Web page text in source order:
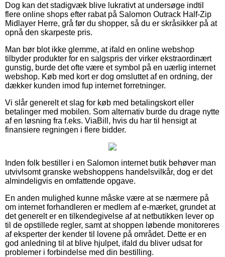
Dog kan det stadigvæk blive lukrativt at undersøge indtil
flere online shops efter rabat på Salomon Outrack Half-Zip
Midlayer Herre, grå før du shopper, så du er skråsikker på at
opnå den skarpeste pris.
Man bør blot ikke glemme, at ifald en online webshop
tilbyder produkter for en salgspris der virker ekstraordinært
gunstig, burde det ofte være et symbol på en uærlig internet
webshop. Køb med kort er dog omsluttet af en ordning, der
dækker kunden imod fup internet forretninger.
Vi slår generelt et slag for køb med betalingskort eller
betalinger med mobilen. Som alternativ burde du drage nytte
af en løsning fra f.eks. ViaBill, hvis du har til hensigt at
finansiere regningen i flere bidder.
Inden folk bestiller i en Salomon internet butik behøver man
utvivlsomt granske webshoppens handelsvilkår, dog er det
almindeligvis en omfattende opgave.
En anden mulighed kunne måske være at se nærmere på
om internet forhandleren er medlem af e-mærket, grundet at
det generelt er en tilkendegivelse af at netbutikken lever op
til de opstillede regler, samt at shoppen løbende monitoreres
af eksperter der kender til lovene på området. Dette er en
god anledning til at blive hjulpet, ifald du bliver udsat for
problemer i forbindelse med din bestilling.